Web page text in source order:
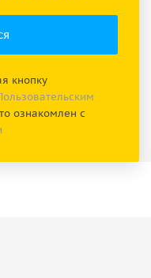
кнопку
ознакомлен с